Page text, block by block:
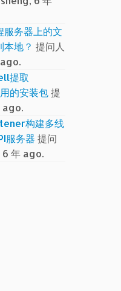
服务器上的文
地？ 提问人
提取
的安装包提
ago.
构建多线
服务器 提问
6 年 ago.